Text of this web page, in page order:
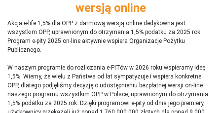
wersją online
Akcja e-life 1,5% dla OPP z darmową wersją online dedykowna jest
wszystkim OPP, uprawnionym do otrzymania 1,5% podatku za 2025 rok.
Program e-pity 2025 on-line aktywnie wspiera Organizacje Pożytku
Publicznego.
W naszym programie do rozliczania e-PITów w 2026 roku wspieramy ideę
1,5%. Wiemy, że wielu z Państwa od lat sympatyzuje i wspiera konkretne
OPP, dlatego podjęliśmy decyzję o udostępnieniu bezpłatnej wersji on-line
naszego programu wszystkim OPP w Polsce, uprawnionym do otrzymania
1,5% podatku za 2025 rok. Dzięki programowi e-pity od dnia jego premiery,